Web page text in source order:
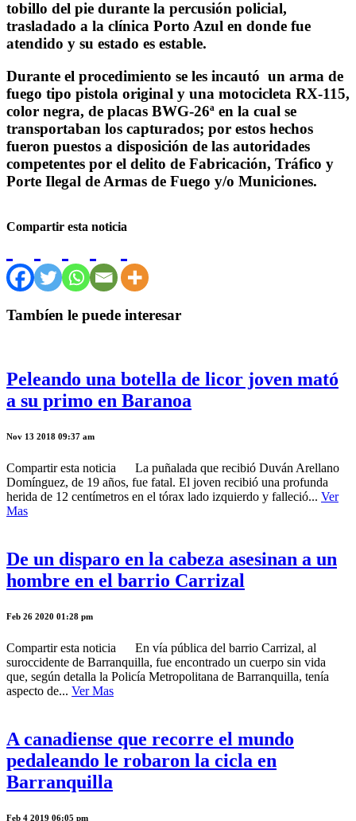
tobillo del pie durante la percusión policial,
trasladado a la clínica Porto Azul en donde fue
atendido y su estado es estable.
Durante el procedimiento se les incautó un arma de
fuego tipo pistola original y una motocicleta RX-115,
color negra, de placas BWG-26ª en la cual se
transportaban los capturados; por estos hechos
fueron puestos a disposición de las autoridades
competentes por el delito de Fabricación, Tráfico y
Porte Ilegal de Armas de Fuego y/o Municiones.
Compartir esta noticia
Tambíen le puede interesar
Peleando una botella de licor joven mató
a su primo en Baranoa
Nov 13 2018 09:37 am
Compartir esta noticia La puñalada que recibió Duván Arellano
Domínguez, de 19 años, fue fatal. El joven recibió una profunda
herida de 12 centímetros en el tórax lado izquierdo y falleció... Ver
Mas
De un disparo en la cabeza asesinan a un
hombre en el barrio Carrizal
Feb 26 2020 01:28 pm
Compartir esta noticia En vía pública del barrio Carrizal, al
suroccidente de Barranquilla, fue encontrado un cuerpo sin vida
que, según detalla la Policía Metropolitana de Barranquilla, tenía
aspecto de... Ver Mas
A canadiense que recorre el mundo
pedaleando le robaron la cicla en
Barranquilla
Feb 4 2019 06:05 pm